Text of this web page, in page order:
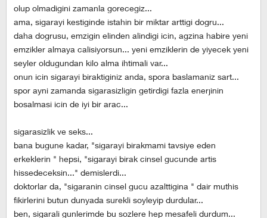
olup olmadigini zamanla gorecegiz...
ama, sigarayi kestiginde istahin bir miktar arttigi dogru...
daha dogrusu, emzigin elinden alindigi icin, agzina habire yeni
emzikler almaya calisiyorsun... yeni emziklerin de yiyecek yeni
seyler oldugundan kilo alma ihtimali var...
onun icin sigarayi biraktiginiz anda, spora baslamaniz sart...
spor ayni zamanda sigarasizligin getirdigi fazla enerjinin
bosalmasi icin de iyi bir arac...
sigarasizlik ve seks...
bana bugune kadar, "sigarayi birakmami tavsiye eden
erkeklerin " hepsi, "sigarayi birak cinsel gucunde artis
hissedeceksin..." demislerdi...
doktorlar da, "sigaranin cinsel gucu azalttigina " dair muthis
fikirlerini butun dunyada surekli soyleyip durdular...
ben, sigarali gunlerimde bu sozlere hep mesafeli durdum...